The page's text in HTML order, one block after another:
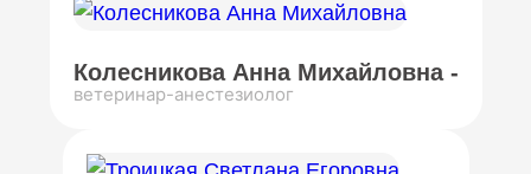
Колесникова Анна Михайловна -
ветеринар-анестезиолог